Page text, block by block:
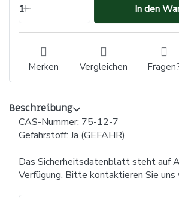
1 In den
Merken Vergleichen
Beschreibung
CAS-Nummer: 75-12-7
Gefahrstoff: Ja (GEFAHR)
Das Sicherheitsdatenblatt steht auf
Verfügung. Bitte kontaktieren Sie uns